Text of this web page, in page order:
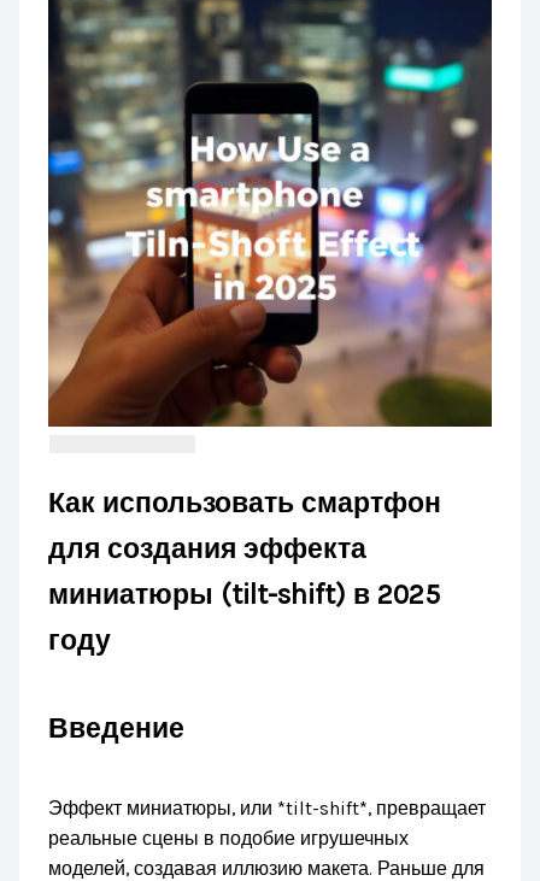
Как использовать смартфон
для создания эффекта
миниатюры (tilt-shift) в 2025
году
Введение
Эффект миниатюры, или *tilt-shift*, превращает
реальные сцены в подобие игрушечных
моделей, создавая иллюзию макета. Раньше для